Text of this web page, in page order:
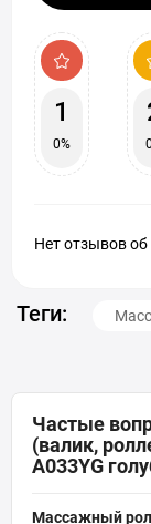
1
0%
Нет отзывов об
Теги:
Частые
(валик,
A033YG
Массажный